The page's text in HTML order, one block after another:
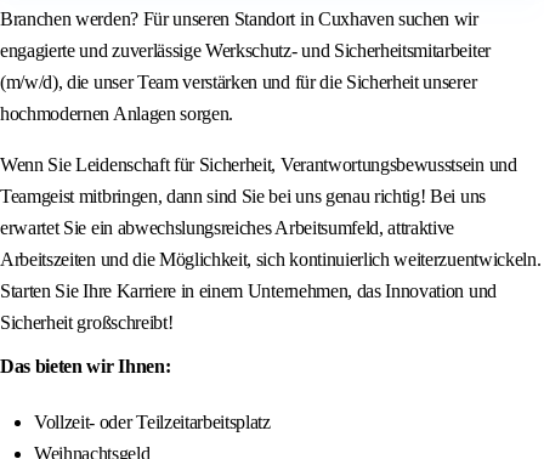
Branchen werden? Für unseren Standort in Cuxhaven suchen wir
engagierte und zuverlässige Werkschutz- und Sicherheitsmitarbeiter
(m/w/d), die unser Team verstärken und für die Sicherheit unserer
hochmodernen Anlagen sorgen.
Wenn Sie Leidenschaft für Sicherheit, Verantwortungsbewusstsein und
Teamgeist mitbringen, dann sind Sie bei uns genau richtig! Bei uns
erwartet Sie ein abwechslungsreiches Arbeitsumfeld, attraktive
Arbeitszeiten und die Möglichkeit, sich kontinuierlich weiterzuentwickeln.
Starten Sie Ihre Karriere in einem Unternehmen, das Innovation und
Sicherheit großschreibt!
Das bieten wir Ihnen:
Vollzeit- oder Teilzeitarbeitsplatz
Weihnachtsgeld